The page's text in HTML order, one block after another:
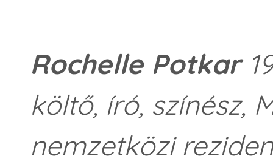
Rochelle Potkar
költő, író, színész,
nemzetközi